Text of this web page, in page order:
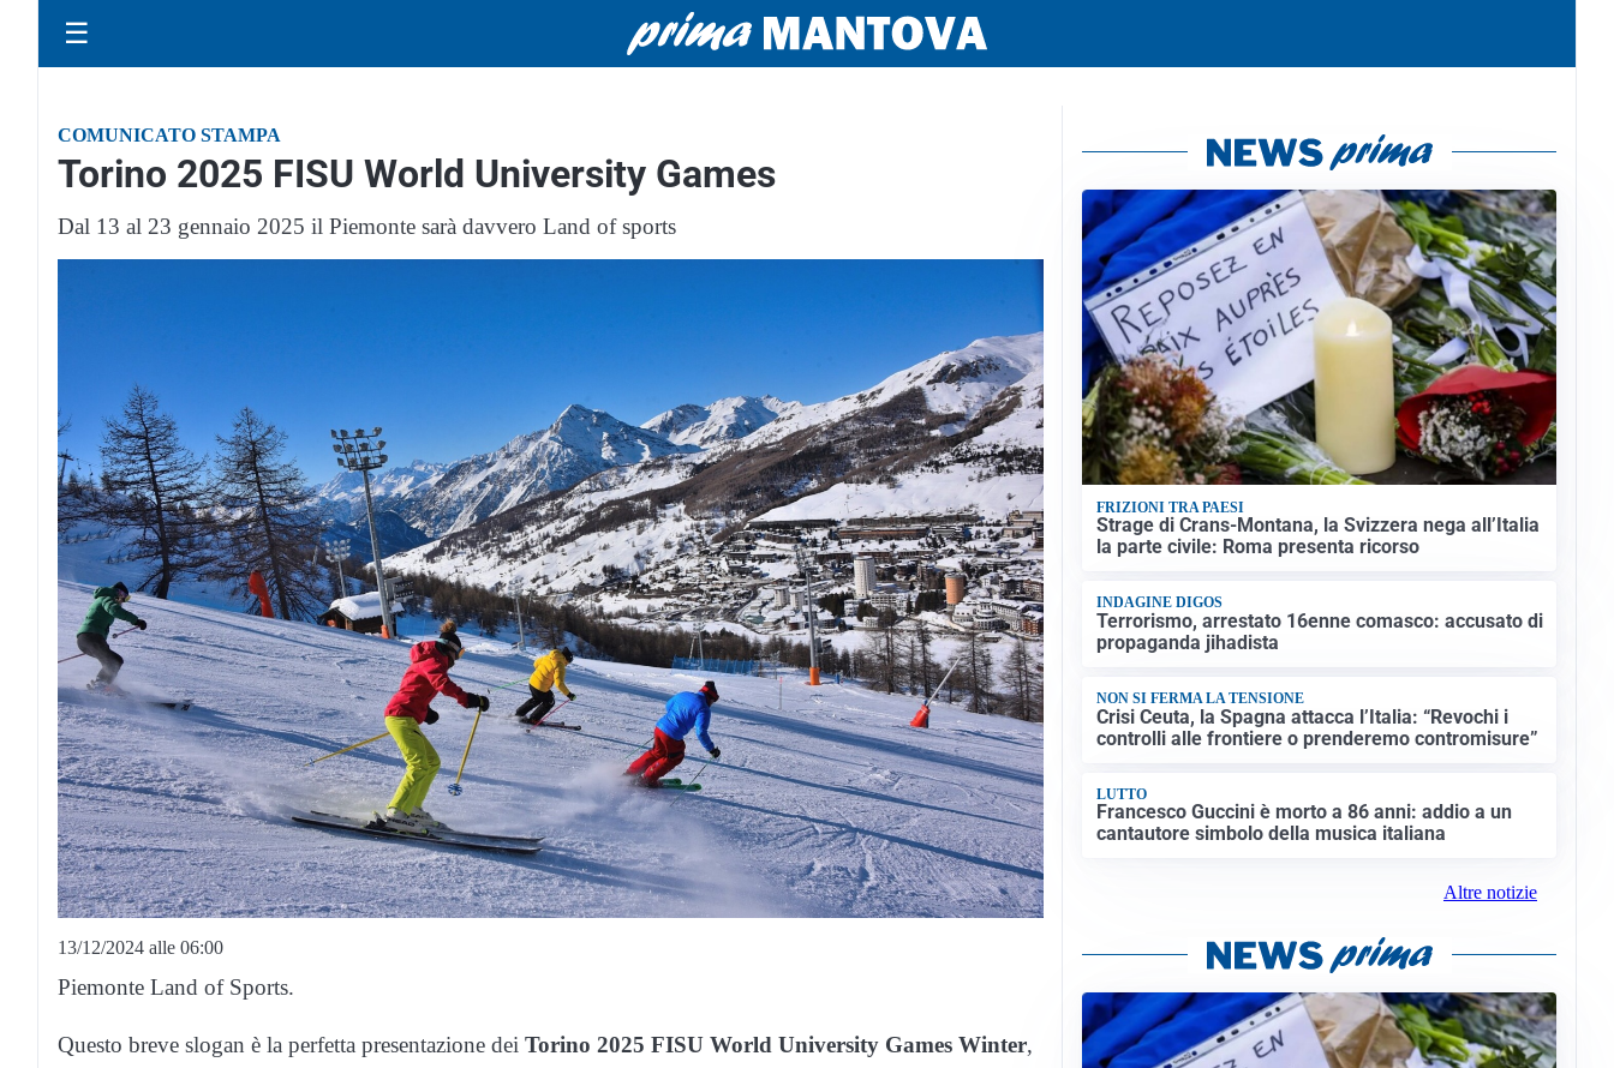
☰
COMUNICATO STAMPA
Torino 2025 FISU World University Games
Dal 13 al 23 gennaio 2025 il Piemonte sarà davvero Land of sports
13/12/2024 alle 06:00
Piemonte Land of Sports.
Questo breve slogan è la perfetta presentazione dei Torino 2025 FISU World University Games Winter,
FRIZIONI TRA PAESI
Strage di Crans-Montana, la Svizzera nega all’Italia
la parte civile: Roma presenta ricorso
INDAGINE DIGOS
Terrorismo, arrestato 16enne comasco: accusato di
propaganda jihadista
NON SI FERMA LA TENSIONE
Crisi Ceuta, la Spagna attacca l’Italia: “Revochi i
controlli alle frontiere o prenderemo contromisure”
LUTTO
Francesco Guccini è morto a 86 anni: addio a un
cantautore simbolo della musica italiana
Altre notizie